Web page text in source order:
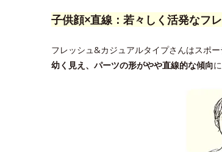
子供顔×直線：若々しく活発なフ
フレッシュ&カジュアルタイプさんはスポ
幼く見え、パーツの形がやや直線的な傾向